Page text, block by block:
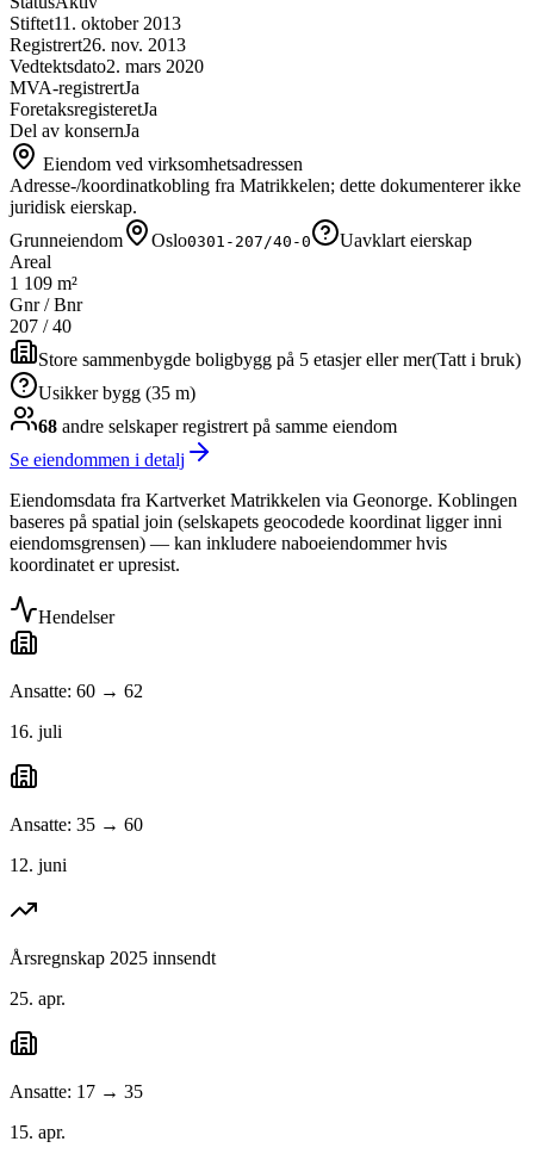
Stiftet11. oktober 2013
Registrert26. nov. 2013
Vedtektsdato2. mars 2020
MVA-registrertJa
ForetaksregisteretJa
Del av konsernJa
Eiendom ved virksomhetsadressen
Adresse-/koordinatkobling fra Matrikkelen; dette dokumenterer ikke
juridisk eierskap.
Grunneiendom
Oslo0301-207/40-0
Uavklart eierskap
Areal
1 109 m²
Gnr / Bnr
207 /40
Store sammenbygde boligbygg på 5 etasjer eller mer(Tatt i bruk)
Usikker bygg (35 m)
68 andre selskaperregistrert på samme eiendom
Se eiendommen i detalj
Eiendomsdata fra Kartverket Matrikkelen via Geonorge. Koblingen
baseres på spatial join (selskapets geocodede koordinat ligger inni
eiendomsgrensen) — kan inkludere naboeiendommer hvis
koordinatet er upresist.
Hendelser
Ansatte: 60 → 62
16. juli
Ansatte: 35 → 60
12. juni
Årsregnskap 2025 innsendt
25. apr.
Ansatte: 17 → 35
15. apr.